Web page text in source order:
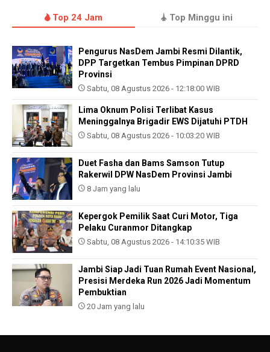
Top 24 Jam Top Minggu ini
Pengurus NasDem Jambi Resmi Dilantik,
DPP Targetkan Tembus Pimpinan DPRD
Provinsi
Sabtu, 08 Agustus 2026 - 12:18:00 WIB
Lima Oknum Polisi Terlibat Kasus
Meninggalnya Brigadir EWS Dijatuhi PTDH
Sabtu, 08 Agustus 2026 - 10:03:20 WIB
Duet Fasha dan Bams Samson Tutup
Rakerwil DPW NasDem Provinsi Jambi
8 Jam yang lalu
Kepergok Pemilik Saat Curi Motor, Tiga
Pelaku Curanmor Ditangkap
Sabtu, 08 Agustus 2026 - 14:10:35 WIB
Jambi Siap Jadi Tuan Rumah Event Nasional,
Presisi Merdeka Run 2026 Jadi Momentum
Pembuktian
20 Jam yang lalu